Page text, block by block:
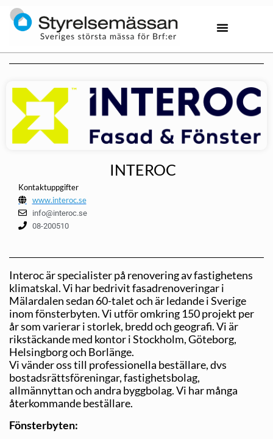
INTEROC
Kontaktuppgifter
www.interoc.se
info@interoc.se
08-200510
Interoc är specialister på renovering av fastighetens
klimatskal. Vi har bedrivit fasadrenoveringar i
Mälardalen sedan 60-talet och är ledande i Sverige
inom fönsterbyten. Vi utför omkring 150 projekt per
år som varierar i storlek, bredd och geografi. Vi är
rikstäckande med kontor i Stockholm, Göteborg,
Helsingborg och Borlänge.
Vi vänder oss till professionella beställare, dvs
bostadsrättsföreningar, fastighetsbolag,
allmännyttan och andra byggbolag. Vi har många
återkommande beställare.
Fönsterbyten: